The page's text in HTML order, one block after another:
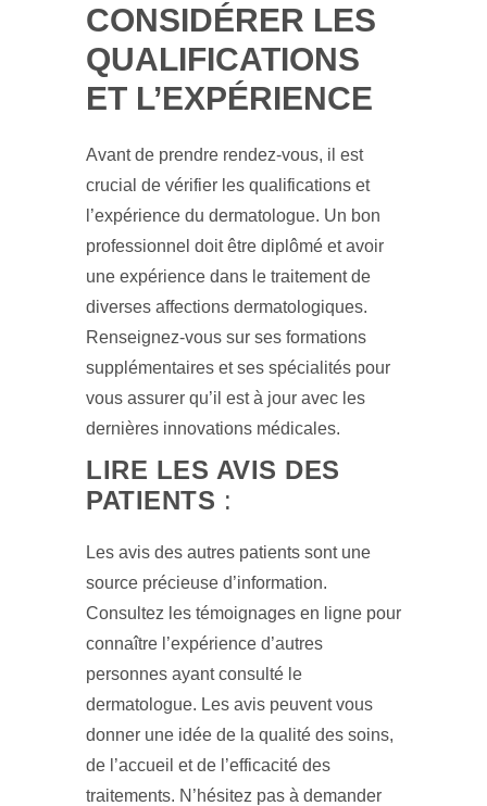
CONSIDÉRER LES
QUALIFICATIONS
ET L’EXPÉRIENCE
Avant de prendre rendez-vous, il est
crucial de vérifier les qualifications et
l’expérience du dermatologue. Un bon
professionnel doit être diplômé et avoir
une expérience dans le traitement de
diverses affections dermatologiques.
Renseignez-vous sur ses formations
supplémentaires et ses spécialités pour
vous assurer qu’il est à jour avec les
dernières innovations médicales.
LIRE LES AVIS DES
PATIENTS :
Les avis des autres patients sont une
source précieuse d’information.
Consultez les témoignages en ligne pour
connaître l’expérience d’autres
personnes ayant consulté le
dermatologue. Les avis peuvent vous
donner une idée de la qualité des soins,
de l’accueil et de l’efficacité des
traitements. N’hésitez pas à demander